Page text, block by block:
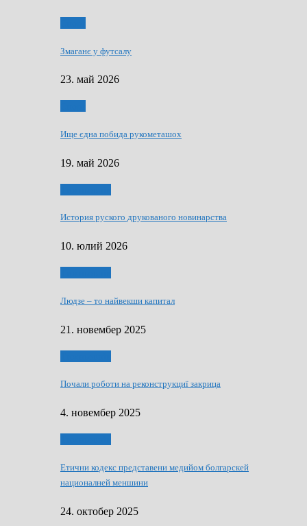
Змаганє у футсалу
23. май 2026
Ище єдна побида рукометашох
19. май 2026
История руского друкованого новинарства
10. юлий 2026
Людзе – то найвекши капитал
21. новембер 2025
Почали роботи на реконструкциї закрица
4. новембер 2025
Етични кодекс представени медийом болгарскей
националней меншини
24. октобер 2025